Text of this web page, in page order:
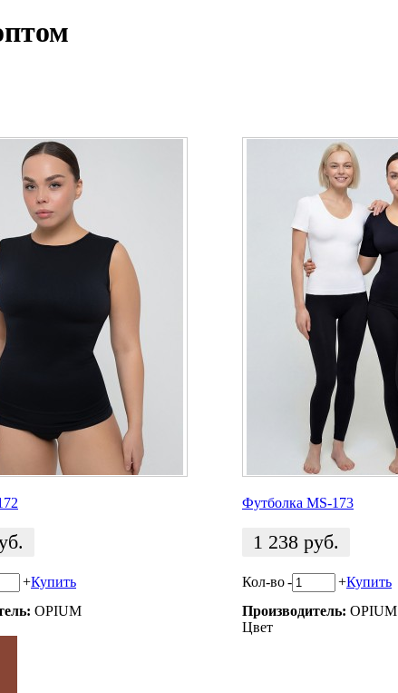
+Купить
OPIUM
Футболка MS-173
1 238 руб.
Кол-во- +Купить
Производитель: OPIUM
Цвет